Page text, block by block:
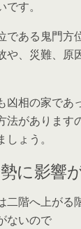
す。
である鬼門方
や、災難、原
凶相の家であ
法があります
ょう。
に影響
二階へ上がる
ないので